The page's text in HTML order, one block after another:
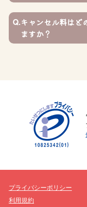
Q.キャンセル料はど
ますか？
プライバシーポリシー
利用規約